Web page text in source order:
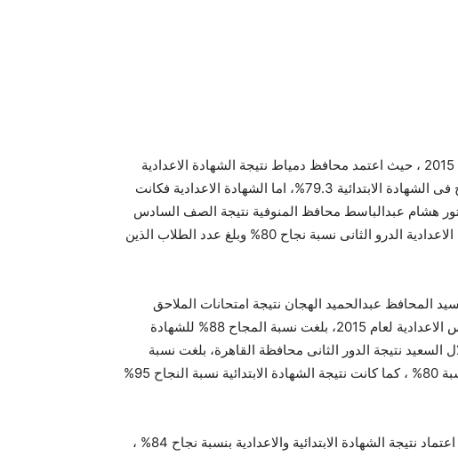
ننشر نتيجة امتحانات الدور الثانى في محافظات لعام 2015 ، حيث اعتمد محافظ دمياط نتيجة الشهادة الاعدادية
والابتدائية للدور الثانى لعام 2015 وجائت نسبة النجاح فى الشهادة الابتدائية 79.3%، اما الشهادة الاعدادية فكانت
96.2%، كما اعتمد الدكتور هشام عبدالباسط محافظ المنوفية نتيجة الصف السادس
الابتدائى الدور الثانى لنسة نجاح 50% ، ايضا الشهادة الاعدادية الدرو الثانى نسبة نجاح 80% وبلغ عدد الطلاب الذين
قنا للعام 2015، فقد اعتمد السيد المحافظ عبدالحميد الهجان نتيجة امتحانات الملاحق
والدور الثانى لعام 2015 بالمدارس الابتدائية والمدارس الاعدادية لعام 2015، بلغت نسبة المجاح 88% للشهادة
جلال السعيد نتيجة الدور الثانى محافظة القاهرة، بلغت نسبة
النجاح فى الشهادة الاعدادية الدور الثانى بالقاهرة نسبة 80% ، كما كانت نتيجة الشهادة الابتدائية نسبة النجاح 95%
اما نتيجة امتحانات الدور الثاني بنى سويف ، حيث تم اعتماد نتيجة الشهادة الابتدائية والاعدادية بنسبة نجاح 84% ،